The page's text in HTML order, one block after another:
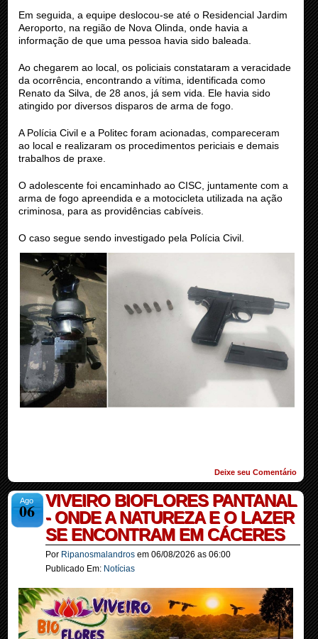
Em seguida, a equipe deslocou-se até o Residencial Jardim
Aeroporto, na região de Nova Olinda, onde havia a
informação de que uma pessoa havia sido baleada.
Ao chegarem ao local, os policiais constataram a veracidade
da ocorrência, encontrando a vítima, identificada como
Renato da Silva, de 28 anos, já sem vida. Ele havia sido
atingido por diversos disparos de arma de fogo.
A Polícia Civil e a Politec foram acionadas, compareceram
ao local e realizaram os procedimentos periciais e demais
trabalhos de praxe.
O adolescente foi encaminhado ao CISC, juntamente com a
arma de fogo apreendida e a motocicleta utilizada na ação
criminosa, para as providências cabíveis.
O caso segue sendo investigado pela Polícia Civil.
Deixe seu Comentário
Ago
06 VIVEIRO BIOFLORES PANTANAL
- ONDE A NATUREZA E O LAZER
SE ENCONTRAM EM CÁCERES
Por Ripanosmalandros em 06/08/2026 as 06:00
Publicado Em: Notícias